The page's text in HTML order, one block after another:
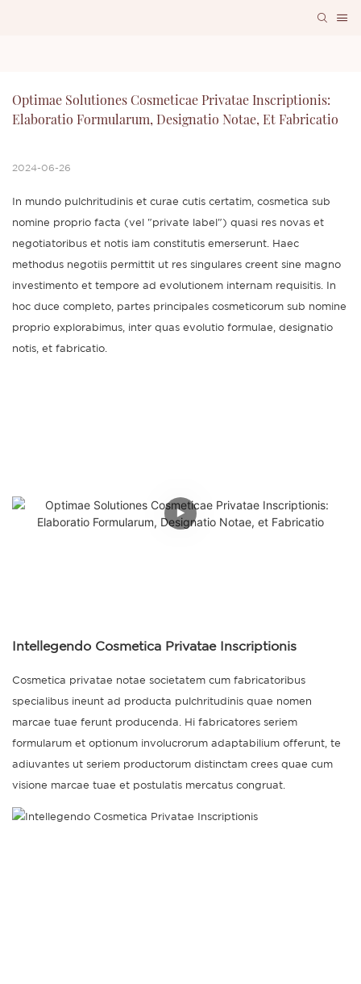
Optimae Solutiones Cosmeticae Privatae Inscriptionis:
Elaboratio Formularum, Designatio Notae, Et Fabricatio
2024-06-26
In mundo pulchritudinis et curae cutis certatim, cosmetica sub
nomine proprio facta (vel "private label") quasi res novas et
negotiatoribus et notis iam constitutis emerserunt. Haec
methodus negotiis permittit ut res singulares creent sine magno
investimento et tempore ad evolutionem internam requisitis. In
hoc duce completo, partes principales cosmeticorum sub nomine
proprio explorabimus, inter quas evolutio formulae, designatio
notis, et fabricatio.
Intellegendo Cosmetica Privatae Inscriptionis
Cosmetica privatae notae societatem cum fabricatoribus
specialibus ineunt ad producta pulchritudinis quae nomen
marcae tuae ferunt producenda. Hi fabricatores seriem
formularum et optionum involucrorum adaptabilium offerunt, te
adiuvantes ut seriem productorum distinctam crees quae cum
visione marcae tuae et postulatis mercatus congruat.